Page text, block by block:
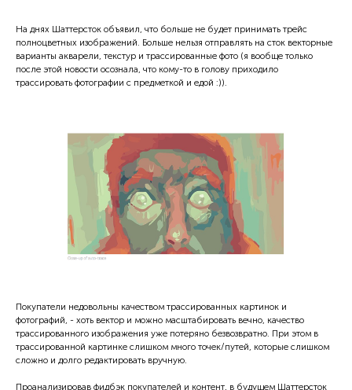
На днях Шаттерсток объявил, что больше не будет принимать трейс
полноцветных изображений. Больше нельзя отправлять на сток векторные
варианты акварели, текстур и трассированные фото (я вообще только
после этой новости осознала, что кому-то в голову приходило
трассировать фотографии с предметкой и едой :)).​
Покупатели недовольны качеством трассированных картинок и
фотографий, - хоть вектор и можно масштабировать вечно, качество
трассированного изображения уже потеряно безвозвратно. При этом в
трассированной картинке слишком много точек/путей, которые слишком
сложно и долго редактировать вручную.
Проанализировав фидбэк покупателей и контент, в будущем Шаттерсток